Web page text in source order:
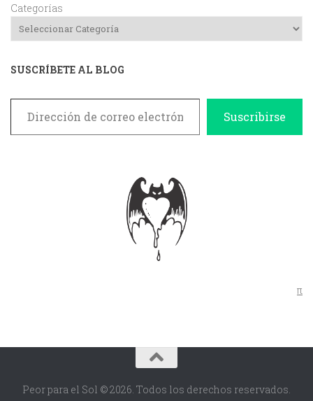
Categorías
SUSCRÍBETE AL BLOG
Dirección de correo electrónico
Suscribirse
π
Peor para el Sol © 2026. Todos los derechos reservados.